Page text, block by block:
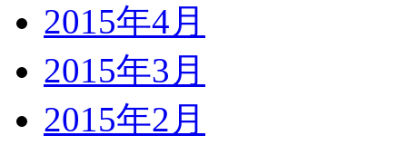
2015年4月
2015年3月
2015年2月